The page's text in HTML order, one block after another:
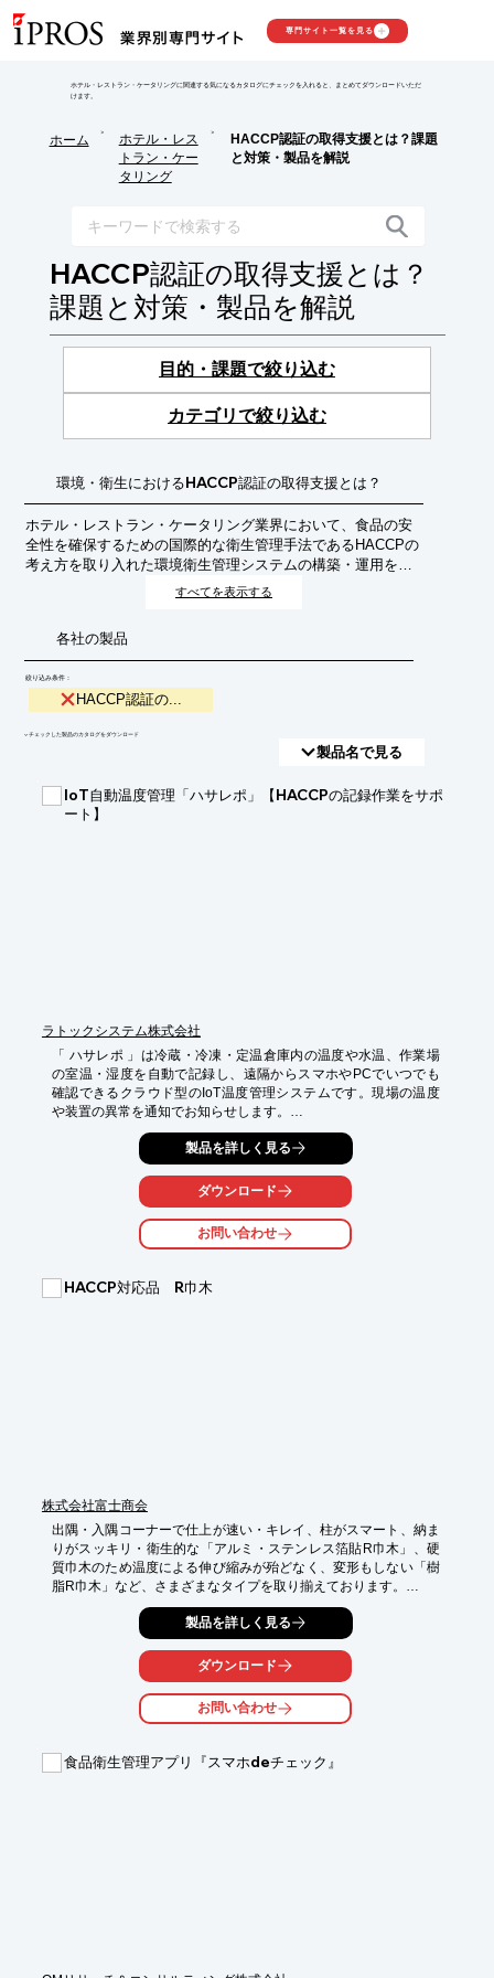
専門サイト一覧を見る
ホテル・レストラン・ケータリングに関連する気になるカタログにチェックを入れると、まとめてダウンロードいただ
けます。
ホーム
>
ホテル・レス
トラン・ケー
タリング
>
HACCP認証の取得支援とは？課題
と対策・製品を解説
HACCP認証の取得支援とは？
課題と対策・製品を解説
目的・課題で絞り込む
カテゴリで絞り込む
環境・衛生におけるHACCP認証の取得支援とは？
ホテル・レストラン・ケータリング業界において、食品の安
全性を確保するための国際的な衛生管理手法であるHACCPの
考え方を取り入れた環境衛生管理システムの構築・運用を支
援し、認証取得を目指すサービスです。これにより、顧客か
らの信頼向上、食中毒リスクの低減、業務効率化を図りま
すべてを表示する
各社の製品
絞り込み条件：
HACCP認証の...
​▼チェックした製品のカタログをダウンロード
製品名で見る
IoT自動温度管理「ハサレポ」【HACCPの記録作業をサポ
ート】
ラトックシステム株式会社
「 ハサレポ 」は冷蔵・冷凍・定温倉庫内の温度や水温、作業場
の室温・湿度を自動で記録し、遠隔からスマホやPCでいつでも
確認できるクラウド型のIoT温度管理システムです。現場の温度
や装置の異常を通知でお知らせします。
■温度、湿度をPCやスマホに一括表示
■定期的（5分ごと）に自動保存、温度を監視
■温度の異常時はスマホ通知やメールでおしらせ
■温度センサーは電池駆動で測りたいところに設置可能
■ゲートウェイとクラウドはLTE-M接続、複数拠点の温度一括管
■1台完結型LTE接続IoT通信ユニットもあり（ゲートウェイ不要）
■制御盤（無電圧接点）の信号を通知することも可能
製品を詳しく見る
ダウンロード
お問い合わせ
HACCP対応品 R巾木
株式会社富士商会
出隅・入隅コーナーで仕上が速い・キレイ、柱がスマート、納ま
りがスッキリ・衛生的な「アルミ・ステンレス箔貼R巾木」、硬
質巾木のため温度による伸び縮みが殆どなく、変形もしない「樹
脂R巾木」など、さまざまなタイプを取り揃えております。
詳しくはお問い合わせ、またはカタログをご覧ください。
製品を詳しく見る
ダウンロード
お問い合わせ
食品衛生管理アプリ『スマホdeチェック』